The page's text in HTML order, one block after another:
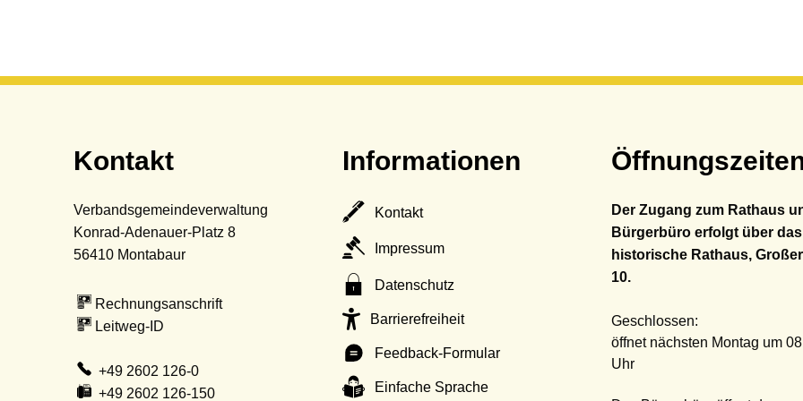
Kontakt
Verbandsgemeindeverwaltung
Konrad-Adenauer-Platz 8
56410 Montabaur
Rechnungsanschrift
Leitweg-ID
+49 2602 126-0
+49 2602 126-150
Informationen
Kontakt
Impressum
Datenschutz
Barrierefreiheit
Feedback-Formular
Einfache Sprache
Der Zugang zum Rathaus
Bürgerbüro erfolgt über das
historische Rathaus,
10.
Klicken, um weitere
Geschlossen:
öffnet nächsten Montag um
Uhr